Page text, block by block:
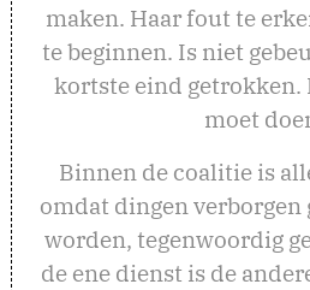
maken. Haar fout te
te beginnen. Is niet
kortste eind getrokken.
moet
Binnen de coalitie is
omdat dingen verborgen
worden, tegenwoordig
de ene dienst is de